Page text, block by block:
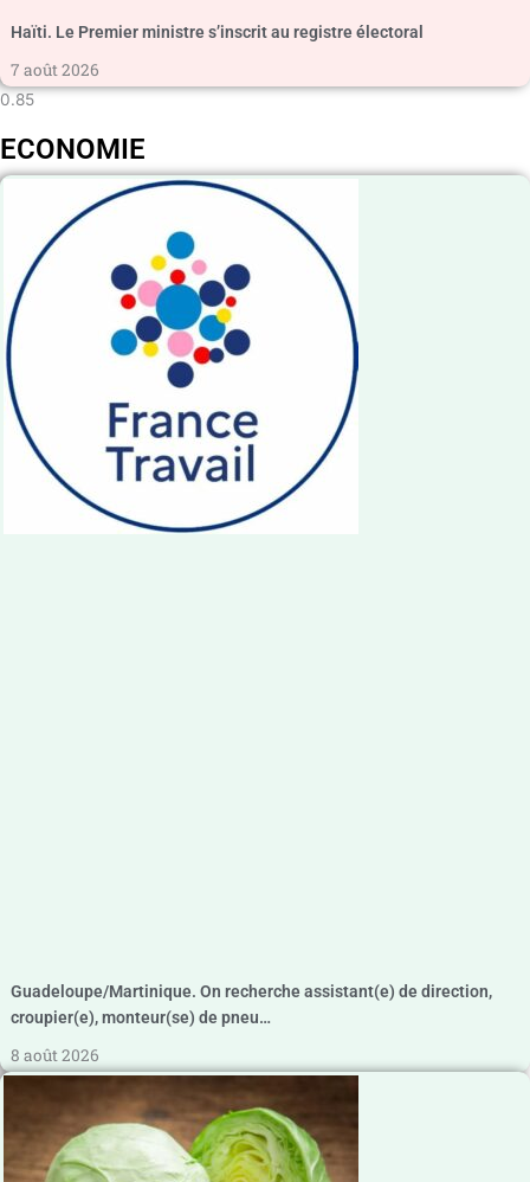
Haïti. Le Premier ministre s’inscrit au registre électoral
7 août 2026
ECONOMIE
Guadeloupe/Martinique. On recherche assistant(e) de direction,
croupier(e), monteur(se) de pneu…
8 août 2026